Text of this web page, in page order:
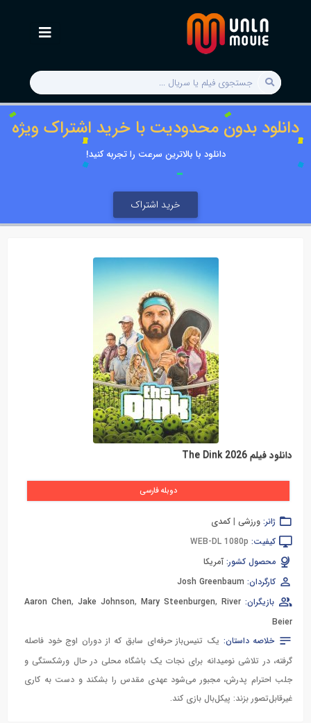
دانلود بدون محدودیت با خرید اشتراک ویژه
دانلود با بالاترین سرعت را تجربه کنید!
خرید اشتراک
دانلود فیلم The Dink 2026
دوبله فارسی
ژانر: ورزشی | کمدی
کیفیت: WEB-DL 1080p
محصول کشور: آمریکا
کارگردان: Josh Greenbaum
بازیگران:
Aaron Chen, Jake Johnson, Mary Steenburgen, River
Beier
خلاصه داستان: یک تنیس‌باز حرفه‌ای سابق که از دوران اوج خود فاصله
گرفته، در تلاشی نومیدانه برای نجات یک باشگاه محلی در حال ورشکستگی و
جلب احترام پدرش، مجبور می‌شود عهدی مقدس را بشکند و دست به کاری
غیرقابل‌تصور بزند: پیکل‌بال بازی کند.